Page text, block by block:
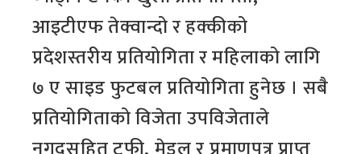
आइटीएफ तेक्वान्दो र हक्कीको
प्रदेशस्तरीय प्रतियोगिता र महिलाको लागि
७ ए साइड फुटबल प्रतियोगिता हुनेछ । सबै
प्रतियोगिताको विजेता उपविजेताले